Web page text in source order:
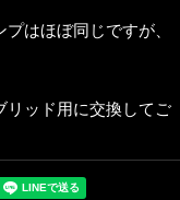
はほぼ同じですが、
リッド用に交換してご